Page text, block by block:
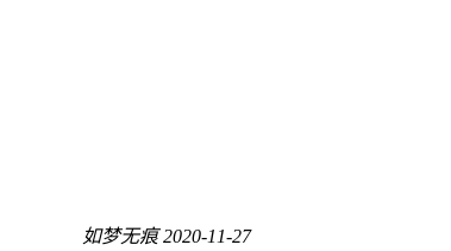
如梦无痕 2020-11-27